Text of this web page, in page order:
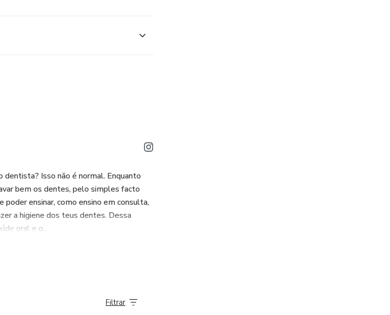
dentista? Isso não é normal. Enquanto
bem os dentes, pelo simples facto
poder ensinar, como ensino em consulta,
a higiene dos teus dentes. Dessa
oral e g...
Filtrar